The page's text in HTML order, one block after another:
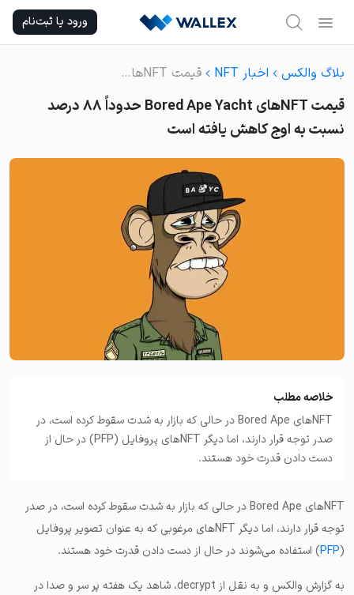
content
ورود یا ثبت‌نام
بلاگ والکس اخبار NFT قیمت‌ NFTهای Bored Ape Yacht حدوداً ۸۸ درصد نسبت به اوج کاهش یافته است
قیمت‌ NFTهای Bored Ape Yacht حدوداً ۸۸ درصد
نسبت به اوج کاهش یافته است
خلاصه مطلب
NFTهای Bored Ape در حالی که بازار به شدت سقوط کرده است، در
صدر توجه قرار دارند، اما دیگر NFTهای پروفایل (PFP) در حال از
دست دادن قدرت خود هستند.
NFTهای Bored Ape در حالی که بازار به شدت سقوط کرده است، در صدر
توجه قرار دارند، اما دیگر NFTهای مرغوبی که به عنوان تصویر پروفایل
(
PFP) استفاده می‌شوند در حال از دست دادن قدرت خود هستند.
به گزارش والکس و به نقل از decrypt، شاهد یک هفته پر سر و صدا در